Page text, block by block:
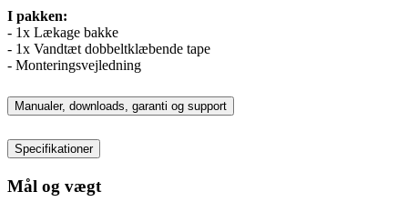
I pakken:
- 1x Lækage bakke
- 1x Vandtæt dobbeltklæbende tape
- Monteringsvejledning
Manualer, downloads, garanti og support
Specifikationer
Mål og vægt